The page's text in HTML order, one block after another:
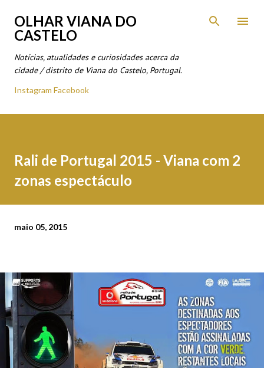
Avançar para o conteúdo principal
OLHAR VIANA DO
CASTELO
Notícias, atualidades e curiosidades acerca da
cidade / distrito de Viana do Castelo, Portugal.
Instagram Facebook
Rali de Portugal 2015 - Viana com 2
zonas espectáculo
maio 05, 2015